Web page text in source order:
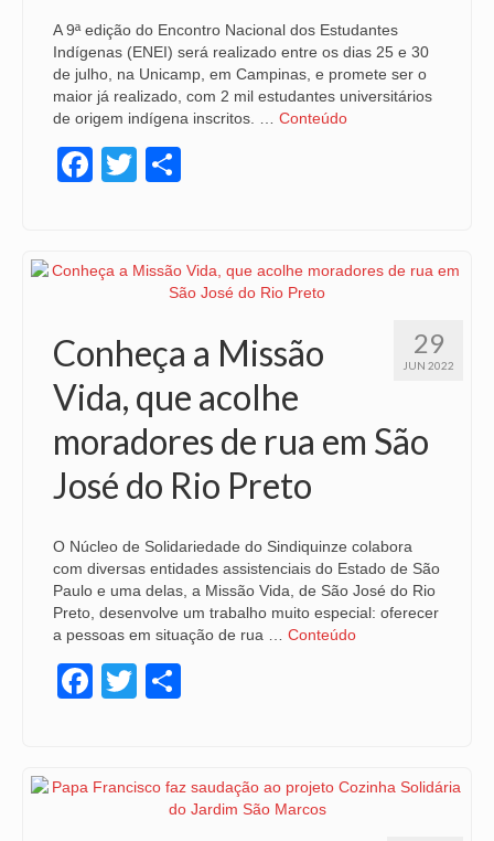
A 9ª edição do Encontro Nacional dos Estudantes
Indígenas (ENEI) será realizado entre os dias 25 e 30
de julho, na Unicamp, em Campinas, e promete ser o
maior já realizado, com 2 mil estudantes universitários
de origem indígena inscritos. … Conteúdo
Facebook
Twitter
29
JUN 2022
Conheça a Missão
Vida, que acolhe
moradores de rua em São
José do Rio Preto
O Núcleo de Solidariedade do Sindiquinze colabora
com diversas entidades assistenciais do Estado de São
Paulo e uma delas, a Missão Vida, de São José do Rio
Preto, desenvolve um trabalho muito especial: oferecer
a pessoas em situação de rua … Conteúdo
Facebook
Twitter